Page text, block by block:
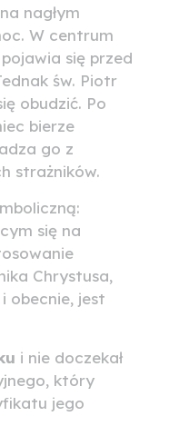
nagłym
W centrum
się przed
św. Piotr
obudzić. Po
bierze
go z
strażników.
się na
Chrystusa,
obecnie, jest
i nie doczekał
który
jego